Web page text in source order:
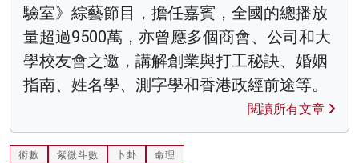
驗室》綜藝節目，擔任嘉賓，全國的總播放
量超過9500萬，亦曾應多個商會、公司和大
學校友會之邀，講解創業與打工秘訣、婚姻
指南、姓名學、測字學和香港政經前途等。
閱讀所有文章
術數 紫微斗數 卜卦 命理